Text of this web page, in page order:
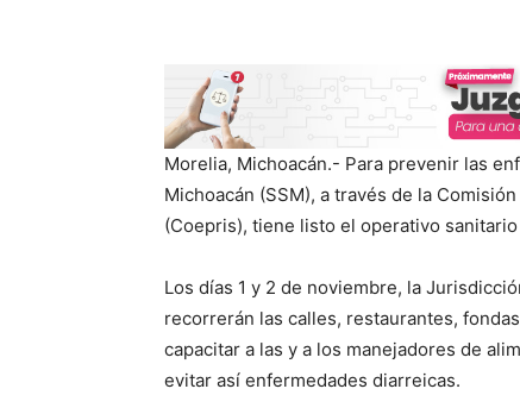
Morelia, Michoacán.- Para prevenir las
Michoacán (SSM), a través de la
(Coepris), tiene listo el operativo
Los días 1 y 2 de noviembre, la
recorrerán las calles, restaurantes,
capacitar a las y a los manejadores de
evitar así enfermedades diarreicas.